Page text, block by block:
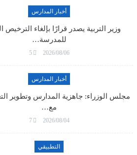
أخبار المدارس
وزير التربية يصدر قرارًا بإلغاء الترخيص
للمدرسة…
2026/08/06
5
أخبار المدارس
مجلس الوزراء: جاهزية المدارس وتطوير
مع…
2026/08/04
7
التطبيقي